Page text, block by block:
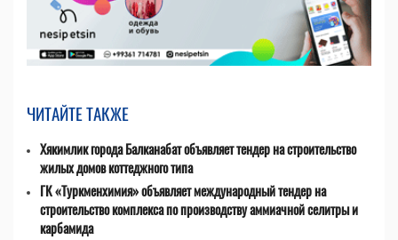
ЧИТАЙТЕ ТАКЖЕ
Хякимлик города Балканабат объявляет тендер на строительство
жилых домов коттеджного типа
ГК «Туркменхимия» объявляет международный тендер на
строительство комплекса по производству аммиачной селитры и
карбамида